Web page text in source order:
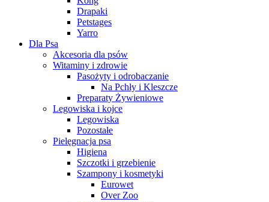
Drapaki
Petstages
Yarro
Dla Psa
Akcesoria dla psów
Witaminy i zdrowie
Pasożyty i odrobaczanie
Na Pchły i Kleszcze
Preparaty Żywieniowe
Legowiska i kojce
Legowiska
Pozostałe
Pielęgnacja psa
Higiena
Szczotki i grzebienie
Szampony i kosmetyki
Eurowet
Over Zoo